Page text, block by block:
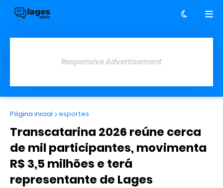
Responsive Advertisement
Página inicial esportes
Transcatarina 2026 reúne cerca
de mil participantes, movimenta
R$ 3,5 milhões e terá
representante de Lages